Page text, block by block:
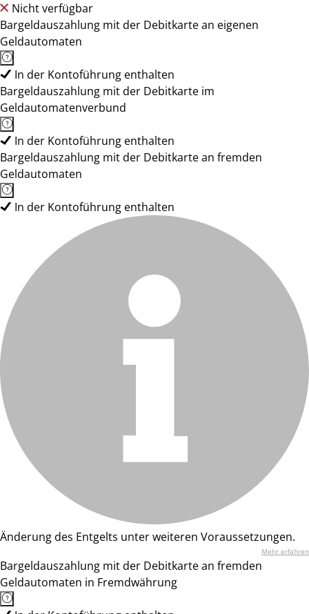
Nicht verfügbar
Bargeldauszahlung mit der Debitkarte an eigenen
Geldautomaten
In der Kontoführung enthalten
Bargeldauszahlung mit der Debitkarte im
Geldautomatenverbund
In der Kontoführung enthalten
Bargeldauszahlung mit der Debitkarte an fremden
Geldautomaten
In der Kontoführung enthalten
Änderung des Entgelts unter weiteren Voraussetzungen.
Mehr erfahren
Bargeldauszahlung mit der Debitkarte an fremden
Geldautomaten in Fremdwährung